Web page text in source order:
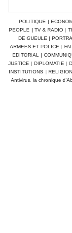
POLITIQUE |
PEOPLE | TV & RADIO |
DE GUEULE |
ARMEES ET POLICE |
EDITORIAL
|
JUSTICE | DIPLOMATIE |
INSTITUTIONS | RELIGION
Antivirus, la chronique